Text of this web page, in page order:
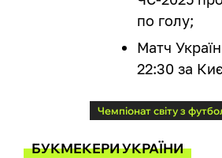
по голу;
Матч
22:30 за
Чемпіонат світу з
БУКМЕКЕРИ УКРАЇНИ